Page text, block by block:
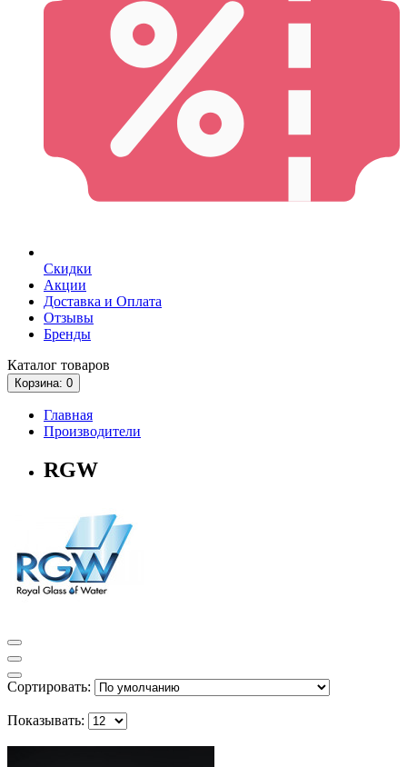
Скидки
Акции
Доставка и Оплата
Отзывы
Бренды
Каталог товаров
Корзина: 0
Главная
Производители
RGW
Сортировать:
Показывать: